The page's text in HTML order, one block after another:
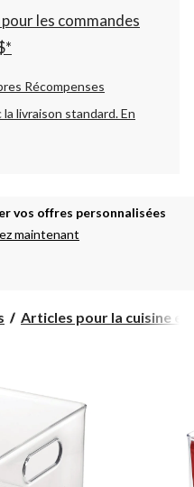
les commandes
Récompenses
livraison standard.En
vos offres personnalisées
maintenant
Articles pour la cuisine et